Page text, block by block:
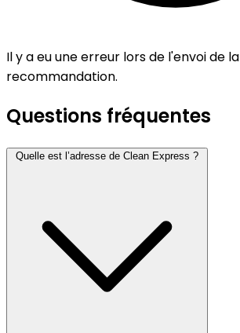
Il y a eu une erreur lors de l'envoi de la
recommandation.
Questions fréquentes
Quelle est l’adresse de Clean Express ?